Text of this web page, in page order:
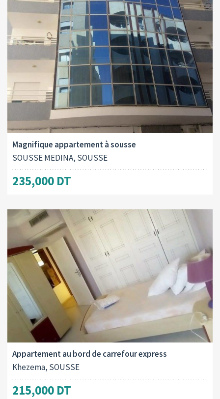
Surface totale:
200.00 M
Magnifique appartement à sousse
SOUSSE MEDINA, SOUSSE
235,000 DT
Surface totale:
105.00 M
Appartement au bord de carrefour express
Khezema, SOUSSE
215,000 DT